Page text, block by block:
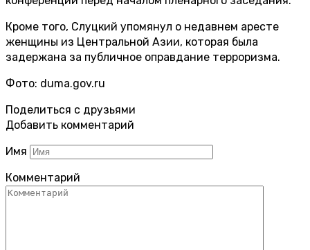
Кроме того, Слуцкий упомянул о недавнем аресте
женщины из Центральной Азии, которая была
задержана за публичное оправдание терроризма.
Фото: duma.gov.ru
Поделиться с друзьями
Добавить комментарий
Имя
Комментарий